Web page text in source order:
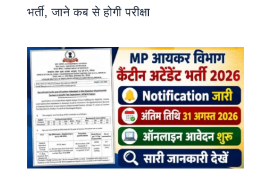
भर्ती, जाने कब से होगी परीक्षा